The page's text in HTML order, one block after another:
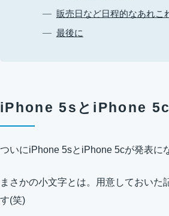
販売日など日程的なあれこ
最後に
iPhone 5sとiPhone 5c
ついにiPhone 5sとiPhone 5cが発表に
まさかの小文字とは。用意しておいた
す(笑)